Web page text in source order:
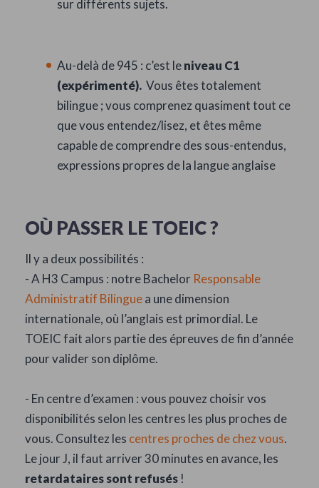
sur différents sujets.
Au-delà de 945 : c’est leniveau C1
(expérimenté). Vous êtes totalement
bilingue ; vous comprenez quasiment tout ce
que vous entendez/lisez, et êtes même
capable de comprendre des sous-entendus,
expressions propres de la langue anglaise
OÙ PASSER LE TOEIC ?
Il y a deux possibilités :
- A H3 Campus : notre Bachelor Responsable
Administratif Bilinguea une dimension
internationale, où l’anglais est primordial. Le
TOEIC fait alors partie des épreuves de fin d’année
pour valider son diplôme.
- En centre d’examen : vous pouvez choisir vos
disponibilités selon les centres les plus proches de
vous. Consultez les centres proches de chez vous.
Le jour J, il faut arriver 30 minutes en avance, les
retardataires sont refusés !